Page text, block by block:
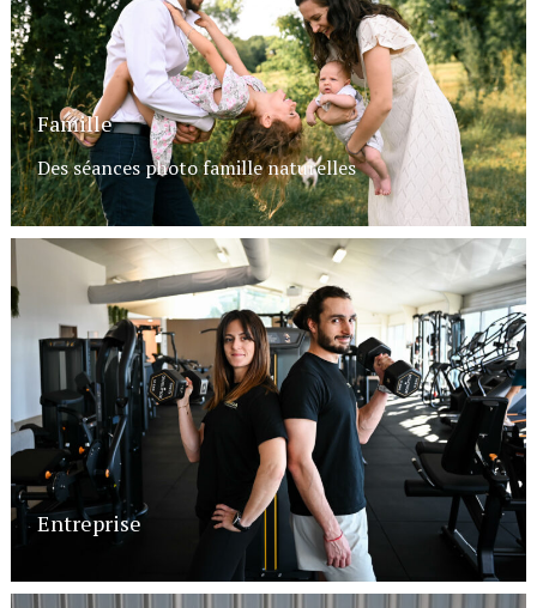
Famille
Des séances photo famille naturelles
Entreprise